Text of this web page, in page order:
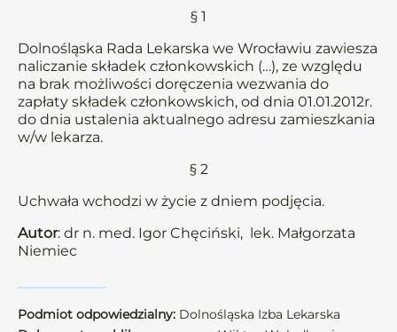
§ 1
Dolnośląska Rada Lekarska we Wrocławiu zawiesza
naliczanie składek członkowskich (…), ze względu
na brak możliwości doręczenia wezwania do
zapłaty składek członkowskich, od dnia 01.01.2012r.
do dnia ustalenia aktualnego adresu zamieszkania
w/w lekarza.
§ 2
Uchwała wchodzi w życie z dniem podjęcia.
Autor: dr n. med. Igor Chęciński, lek. Małgorzata
Niemiec
Podmiot odpowiedzialny: Dolnośląska Izba Lekarska